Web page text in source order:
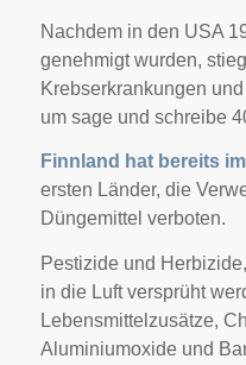
Nachdem in den USA
genehmigt wurden,
Krebserkrankungen
um sage und schreibe
Finnland hat bereits
ersten Länder, die
Düngemittel verboten.
Pestizide und
in die Luft versprüht
Lebensmittelzusätze,
Aluminiumoxide und